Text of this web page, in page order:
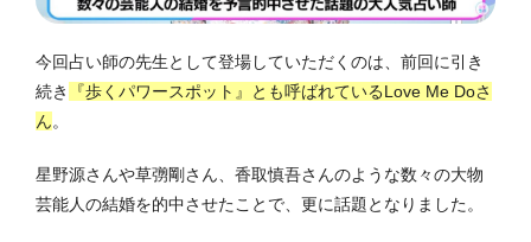
今回占い師の先生として登場していただくのは、前回に引き
続き
『歩くパワースポット』とも呼ばれているLove Me Doさ
ん。
星野源さんや草彅剛さん、香取慎吾さんのような数々の大物
芸能人の結婚を的中させたことで、更に話題となりました。